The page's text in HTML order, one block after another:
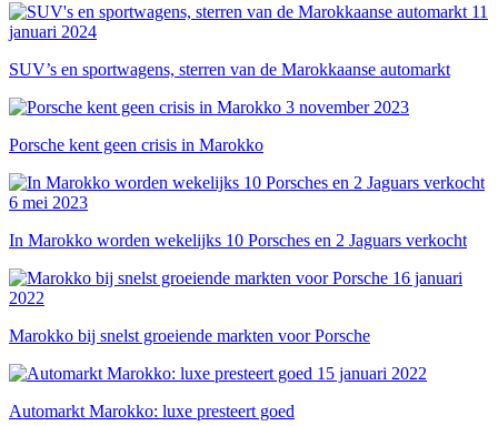
11
januari 2024
SUV’s en sportwagens, sterren van de Marokkaanse automarkt
3 november 2023
Porsche kent geen crisis in Marokko
6 mei 2023
In Marokko worden wekelijks 10 Porsches en 2 Jaguars verkocht
16 januari
2022
Marokko bij snelst groeiende markten voor Porsche
15 januari 2022
Automarkt Marokko: luxe presteert goed